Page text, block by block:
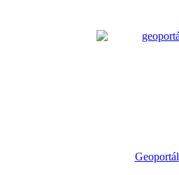
Geoportál